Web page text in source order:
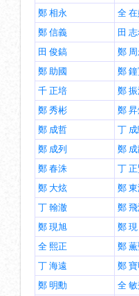
鄭 相永
全 在
鄭 信義
田
田 俊鎬
鄭 周
鄭 助國
鄭
千 正培
鄭
鄭 秀彬
鄭
鄭 成哲
丁
鄭 成列
鄭
鄭 春洙
丁
鄭 大炫
鄭
丁 翰澈
鄭
鄭 現旭
鄭 現
全 熙正
鄭 薫
丁 海遠
鄭 寶
鄭 明勳
全 敏